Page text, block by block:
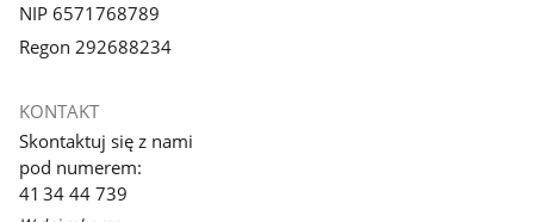
NIP 6571768789
Regon 292688234
KONTAKT
Skontaktuj się z nami
pod numerem:
41 34 44 739